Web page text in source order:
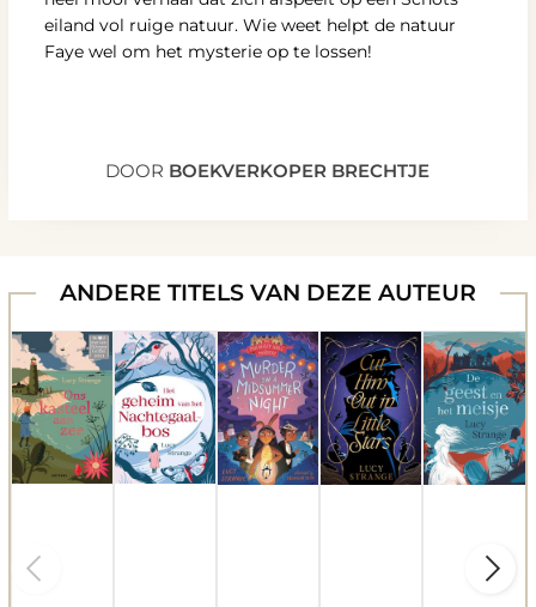
eiland vol ruige natuur. Wie weet helpt de natuur
Faye wel om het mysterie op te lossen!
DOOR BOEKVERKOPER BRECHTJE
ANDERE TITELS VAN DEZE AUTEUR